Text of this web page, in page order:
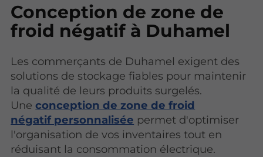
Conception de zone de
froid négatif à Duhamel
Les commerçants de Duhamel exigent des
solutions de stockage fiables pour maintenir
la qualité de leurs produits surgelés.
Uneconception de zone de froid
négatif personnalisée permet d'optimiser
l'organisation de vos inventaires tout en
réduisant la consommation électrique.